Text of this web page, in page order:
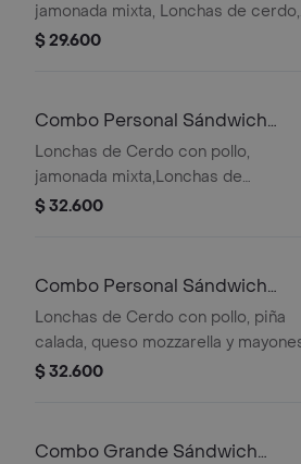
jamonada mixta, Lonchas de cerdo,
cordero y res, queso mozzarella,
$ 29.600
Combo Personal Sándwich
Super Especial
Lonchas de Cerdo con pollo,
jamonada mixta,Lonchas de
cerdo,cordero y res,
Qbano
$ 32.600
Combo Personal Sándwich
Hawaiano
Lonchas de Cerdo con pollo, piña
calada, queso mozzarella y
$ 32.600
Combo Grande Sándwich